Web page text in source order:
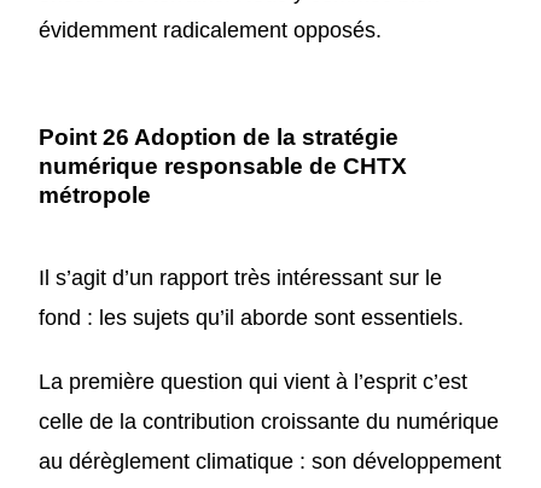
évidemment radicalement opposés.
Point 26 Adoption de la stratégie
numérique responsable de CHTX
métropole
Il s’agit d’un rapport très intéressantsur le
fond : les sujets qu’il aborde sont essentiels.
La première question qui vient à l’esprit c’est
celle de la contribution croissante du numérique
au dérèglement climatique :son développement